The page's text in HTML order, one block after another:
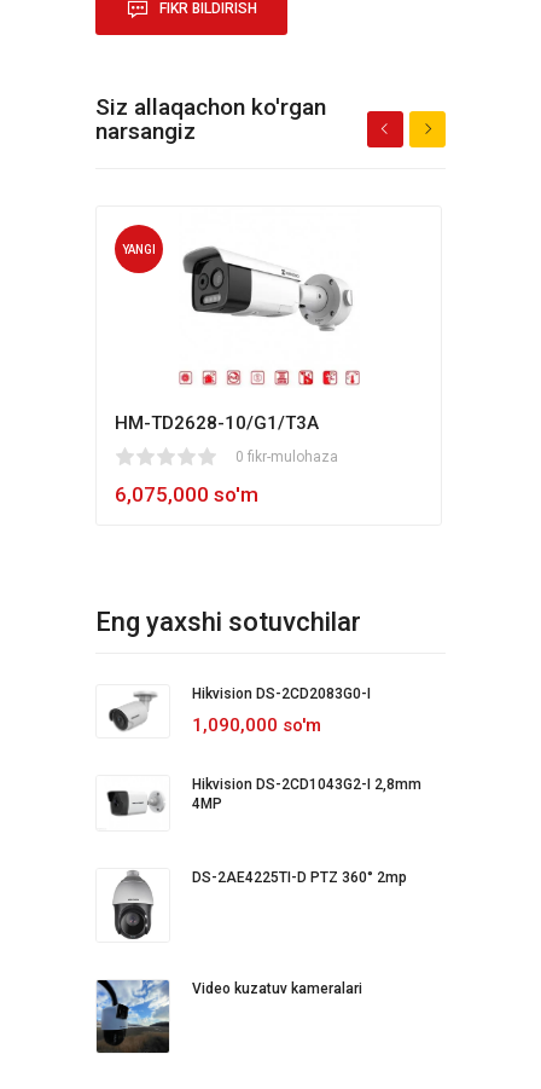
FIKR BILDIRISH
Siz allaqachon ko'rgan
narsangiz
YANGI
HM-TD2628-10/G1/T3A
0 fikr-mulohaza
6,075,000 so'm
80
Eng yaxshi sotuvchilar
Hikvision DS-2CD2083G0-I
1,090,000 so'm
Hikvision DS-2CD1043G2-I 2,8mm
4MP
DS-2AE4225TI-D PTZ 360° 2mp
Video kuzatuv kameralari